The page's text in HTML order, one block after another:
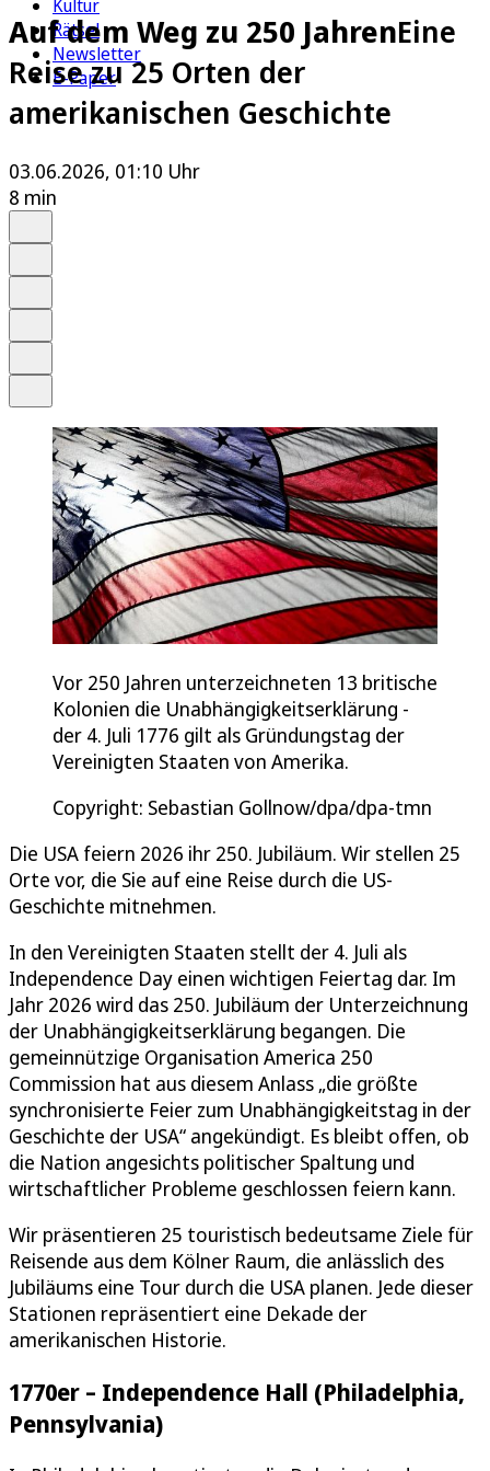
Kultur
Rätsel
Newsletter
E-Paper
Auf dem Weg zu 250 JahrenEine
Reise zu 25 Orten der
amerikanischen Geschichte
03.06.2026, 01:10 Uhr
8 min
Vor 250 Jahren unterzeichneten 13 britische
Kolonien die Unabhängigkeitserklärung -
der 4. Juli 1776 gilt als Gründungstag der
Vereinigten Staaten von Amerika.
Copyright: Sebastian Gollnow/dpa/dpa-tmn
Die USA feiern 2026 ihr 250. Jubiläum. Wir stellen 25
Orte vor, die Sie auf eine Reise durch die US-
Geschichte mitnehmen.
In den Vereinigten Staaten stellt der 4. Juli als
Independence Day einen wichtigen Feiertag dar. Im
Jahr 2026 wird das 250. Jubiläum der Unterzeichnung
der Unabhängigkeitserklärung begangen. Die
gemeinnützige Organisation America 250
Commission hat aus diesem Anlass „die größte
synchronisierte Feier zum Unabhängigkeitstag in der
Geschichte der USA“ angekündigt. Es bleibt offen, ob
die Nation angesichts politischer Spaltung und
wirtschaftlicher Probleme geschlossen feiern kann.
Wir präsentieren 25 touristisch bedeutsame Ziele für
Reisende aus dem Kölner Raum, die anlässlich des
Jubiläums eine Tour durch die USA planen. Jede dieser
Stationen repräsentiert eine Dekade der
amerikanischen Historie.
1770er – Independence Hall (Philadelphia,
Pennsylvania)